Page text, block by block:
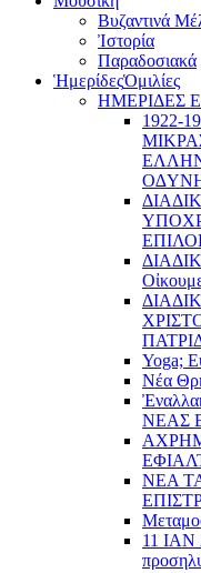
Βυζαντινά
Ἰστορία
Παραδοσιακά
ἩμερίδεςὉμιλίες
ΗΜΕΡΙΔΕΣ
1922-
Yoga;
Νέα
ΝΕΑΣ
ΝΕΑ
11 ΙΑΝ